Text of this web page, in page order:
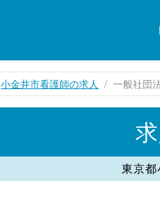
小金井市看護師の求人 一般社団
東京